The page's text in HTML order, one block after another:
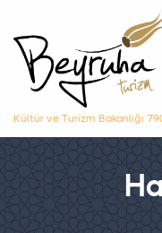
Kültür ve Turizm Bakanlığı